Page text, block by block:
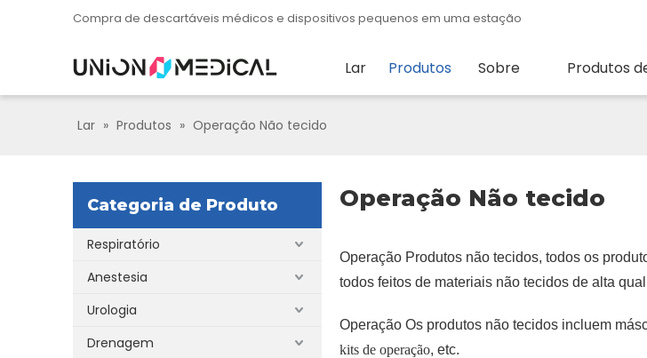
Compra de descartáveis ​​​​médicos e dispositivos pequenos em uma estação
Lar Produtos Sobre Produtos
Lar » Produtos » Operação Não tecido
Categoria de Produto
Respiratório
Anestesia
Urologia
Drenagem
Operação Não tecido
Operação Produtos não tecidos, todos os
todos feitos de materiais não tecidos de alta
Operação Os produtos não tecidos incluem
kits de operação, etc.